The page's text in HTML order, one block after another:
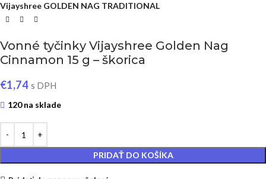
Vijayshree GOLDEN NAG TRADITIONAL
Vonné tyčinky Vijayshree Golden Nag
Cinnamon 15 g – škorica
€1,74 s DPH
120 na sklade
PRIDAŤ DO KOŠÍKA